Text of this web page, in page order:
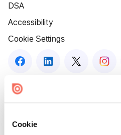
Cookie
DSA
Accessibility
Cookie Settings